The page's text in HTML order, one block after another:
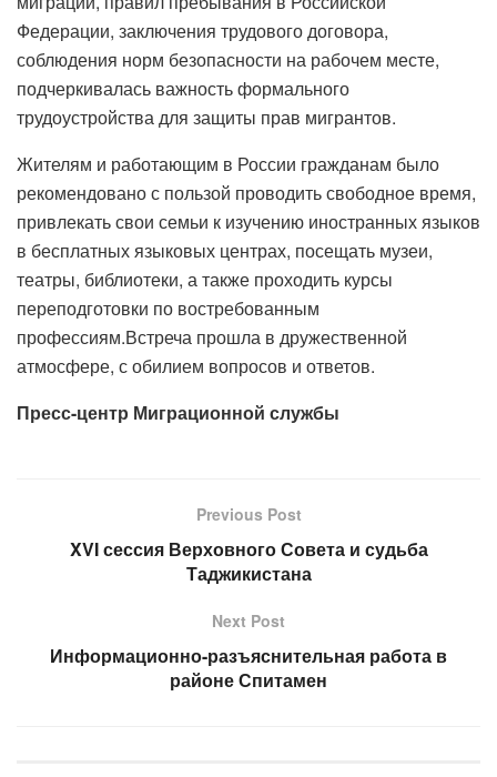
Федерации, заключения трудового договора,
соблюдения норм безопасности на рабочем месте,
подчеркивалась важность формального
трудоустройства для защиты прав мигрантов.
Жителям и работающим в России гражданам было
рекомендовано с пользой проводить свободное время,
привлекать свои семьи к изучению иностранных языков
в бесплатных языковых центрах, посещать музеи,
театры, библиотеки, а также проходить курсы
переподготовки по востребованным
профессиям.Встреча прошла в дружественной
атмосфере, с обилием вопросов и ответов.
Пресс-центр Миграционной службы
Previous Post
XVI сессия Верховного Совета и судьба
Таджикистана
Next Post
Информационно-разъяснительная работа в
районе Спитамен